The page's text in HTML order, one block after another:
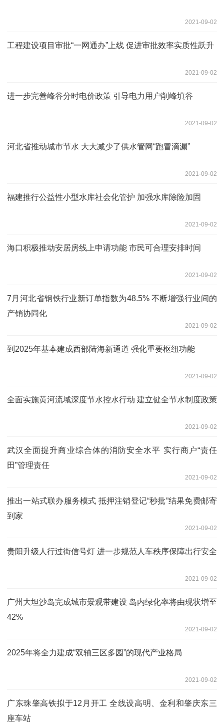
2021-09-02
工程建设项目审批“一网通办”上线 促进审批效率实质性跃升
2021-09-02
进一步完善峰谷分时电价政策 引导电力用户削峰填谷
2021-09-02
河北省推动城市节水 大大减少了供水管网“跑冒滴漏”
2021-09-02
福建推行公益性小型水库社会化管护 加强水库除险加固
2021-09-02
海口积极推动安居房线上申请功能 市民可合理安排时间
2021-09-02
7月河北省钢铁行业新订单指数为48.5% 不断增强行业间的
产销协同化
2021-09-02
到2025年基本建成西部陆海新通道 强化重要枢纽功能
2021-09-02
全面实施黄河流域深度节水控水行动 建立健全节水制度政策
2021-09-02
武汉全面提升商业综合体的消防安全水平 实行商户“责任
田”管理责任
2021-09-02
推出一站式联办服务模式 抵押注销登记“秒批”结果免费邮寄
到家
2021-09-02
贵阳升级人行过街信号灯 进一步规范人车秩序保障出行安全
2021-09-02
广州大坦沙岛完成城市景观带建设 岛内绿化率将由现状增至
42%
2021-09-02
2025年将全力建成“双轴三区多园”的现代产业格局
2021-09-02
广东珠肇高铁拟于12月开工 全线设高明、金利和肇庆东三
座车站